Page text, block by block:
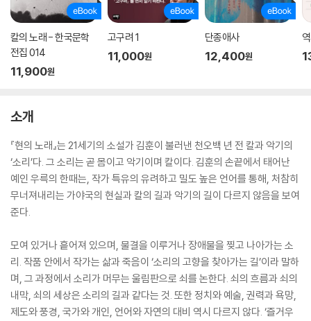
칼의 노래 - 한국문학
전집 014
11,900원
고구려 1
11,000원
단종애사
12,400원
소개
『현의 노래』는 21세기의 소설가 김훈이 불러낸 천오백 년 전 칼과 악기의
‘소리’다. 그 소리는 곧 몸이고 악기이며 칼이다. 김훈의 손끝에서 태어난
예인 우륵의 한때는, 작가 특유의 유려하고 밀도 높은 언어를 통해, 처참히
무너져내리는 가야국의 현실과 칼의 길과 악기의 길이 다르지 않음을 보여
준다.
모여 있거나 흩어져 있으며, 물결을 이루거나 장애물을 찢고 나아가는 소
리. 작품 안에서 작가는 삶과 죽음이 ‘소리의 고향을 찾아가는 길’이라 말하
며, 그 과정에서 소리가 머무는 울림판으로 쇠를 논한다. 쇠의 흐름과 쇠의
내막, 쇠의 세상은 소리의 길과 같다는 것. 또한 정치와 예술, 권력과 욕망,
제도와 풍경, 국가와 개인, 언어와 자연의 대비 역시 다르지 않다. ‘즐거우